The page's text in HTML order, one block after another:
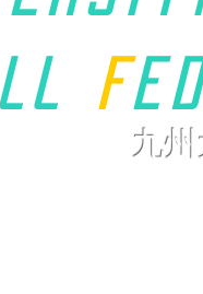
F
九